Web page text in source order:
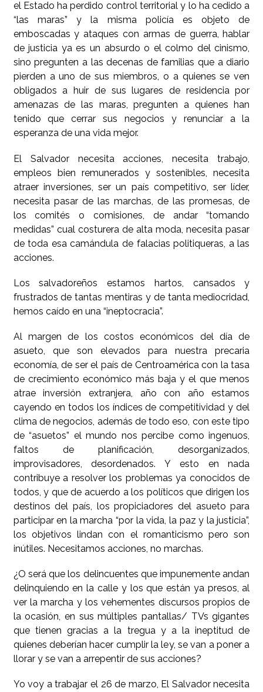
el Estado ha perdido control territorial y lo ha cedido a
“las maras” y la misma policía es objeto de
emboscadas y ataques con armas de guerra, hablar
de justicia ya es un absurdo o el colmo del cinismo,
sino pregunten a las decenas de familias que a diario
pierden a uno de sus miembros, o a quienes se ven
obligados a huir de sus lugares de residencia por
amenazas de las maras, pregunten a quienes han
tenido que cerrar sus negocios y renunciar a la
esperanza de una vida mejor.
El Salvador necesita acciones, necesita trabajo,
empleos bien remunerados y sostenibles, necesita
atraer inversiones, ser un país competitivo, ser líder,
necesita pasar de las marchas, de las promesas, de
los comités o comisiones, de andar “tomando
medidas” cual costurera de alta moda, necesita pasar
de toda esa camándula de falacias politiqueras, a las
acciones.
Los salvadoreños estamos hartos, cansados y
frustrados de tantas mentiras y de tanta mediocridad,
hemos caído en una “ineptocracia”.
Al margen de los costos económicos del día de
asueto, que son elevados para nuestra precaria
economía, de ser el país de Centroamérica con la tasa
de crecimiento económico más baja y el que menos
atrae inversión extranjera, año con año estamos
cayendo en todos los índices de competitividad y del
clima de negocios, además de todo eso, con este tipo
de “asuetos” el mundo nos percibe como ingenuos,
faltos de planificación, desorganizados,
improvisadores, desordenados. Y esto en nada
contribuye a resolver los problemas ya conocidos de
todos, y que de acuerdo a los políticos que dirigen los
destinos del país, los propiciadores del asueto para
participar en la marcha “por la vida, la paz y la justicia”,
los objetivos lindan con el romanticismo pero son
inútiles. Necesitamos acciones, no marchas.
¿O será que los delincuentes que impunemente andan
delinquiendo en la calle y los que están ya presos, al
ver la marcha y los vehementes discursos propios de
la ocasión, en sus múltiples pantallas/ TVs gigantes
que tienen gracias a la tregua y a la ineptitud de
quienes deberían hacer cumplir la ley, se van a poner a
llorar y se van a arrepentir de sus acciones?
Yo voy a trabajar el 26 de marzo, El Salvador necesita